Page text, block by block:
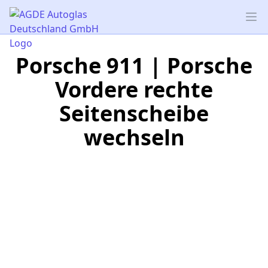
AGDE Autoglas Deutschland GmbH
Porsche 911 | Porsche
Vordere rechte
Seitenscheibe
wechseln